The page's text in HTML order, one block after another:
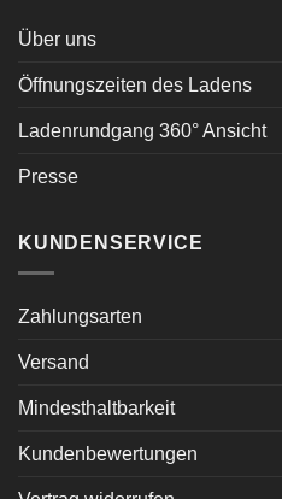
Über uns
Öffnungszeiten des Ladens
Ladenrundgang 360° Ansicht
Presse
KUNDENSERVICE
Zahlungsarten
Versand
Mindesthaltbarkeit
Kundenbewertungen